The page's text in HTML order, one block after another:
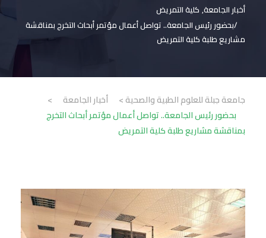
أخبار الجامعة, كلية التمريض
بحضور رئيس الجامعة.. تواصل أعمال مؤتمر أبحاث التخرج بمناقشة
مشاريع طلبة كلية التمريض
جامعة جبلة للعلوم الطبية والصحية> أخبار الجامعة
>
بحضور رئيس الجامعة.. تواصل أعمال مؤتمر أبحاث التخرج
بمناقشة مشاريع طلبة كلية التمريض